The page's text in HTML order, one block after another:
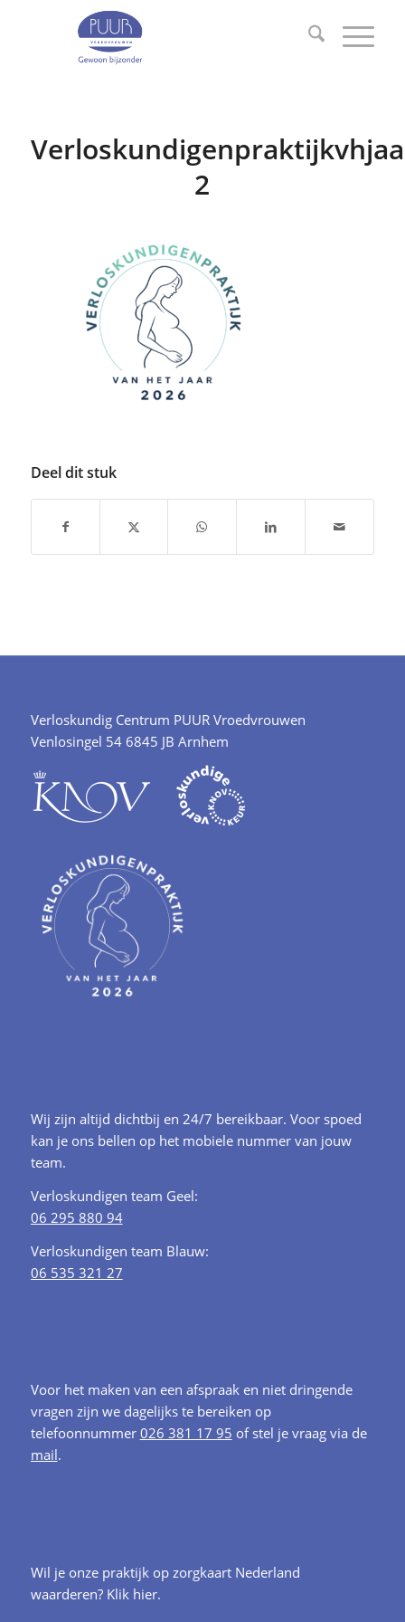
2
Deel dit stuk
Verloskundig Centrum PUUR Vroedvrouwen
Venlosingel 54 6845 JB Arnhem
Wij zijn altijd dichtbij en 24/7 bereikbaar. Voor spoed
kan je ons bellen op het mobiele nummer van jouw
team.
Verloskundigen team Geel:
06 295 880 94
Verloskundigen team Blauw:
06 535 321 27
Voor het maken van een afspraak en niet dringende
vragen zijn we dagelijks te bereiken op
telefoonnummer 026 381 17 95 of stel je vraag via de
mail.
Wil je onze praktijk op zorgkaart Nederland
waarderen? Klik hier.